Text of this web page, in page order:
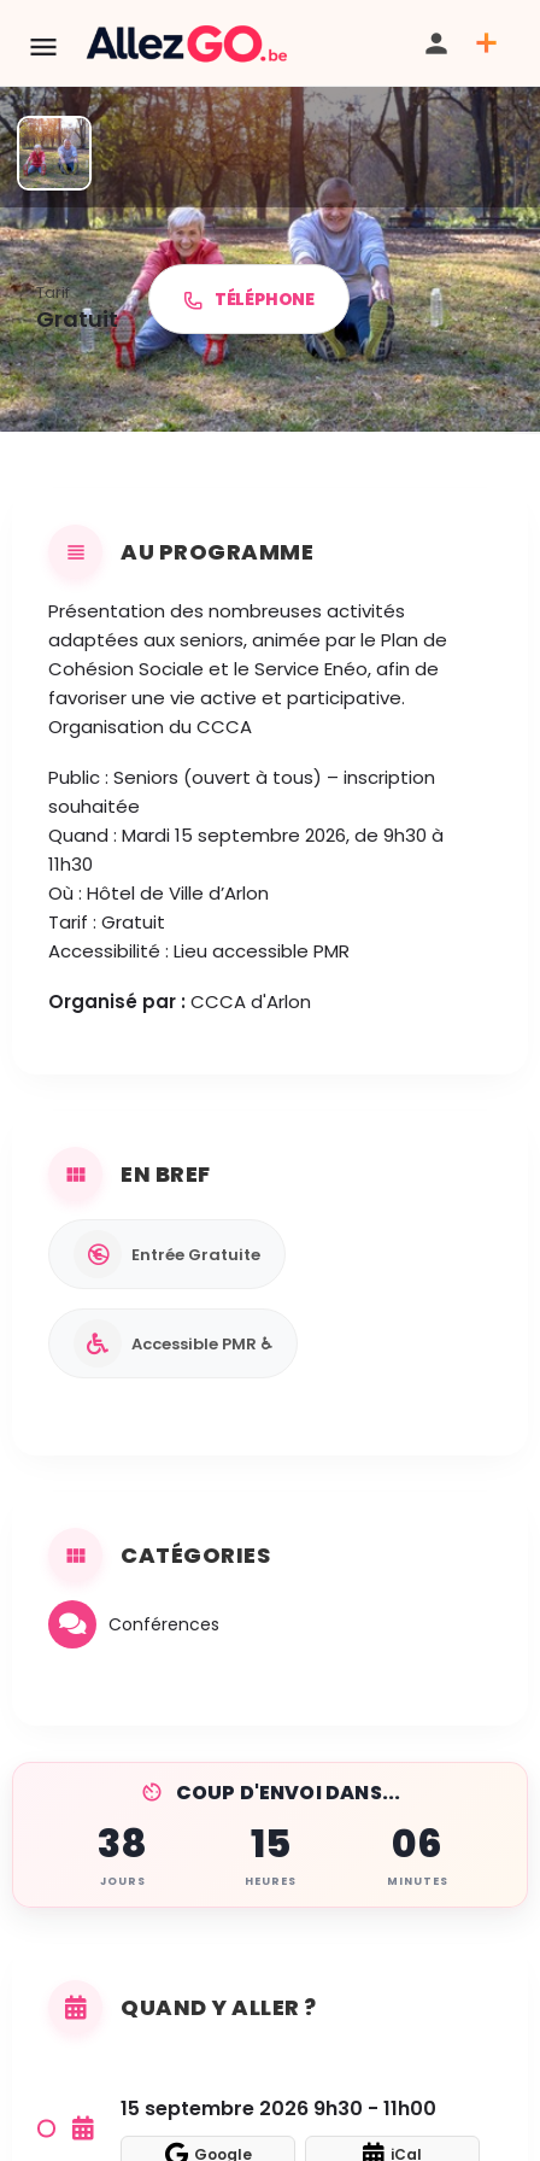
Activités pour les Ainés
Tarif
Gratuit
TÉLÉPHONE
PARTAGER ITINÉRAIRE SAUVEGARDER
AU PROGRAMME
Présentation des nombreuses activités
adaptées aux seniors, animée par le Plan de
Cohésion Sociale et le Service Enéo, afin de
favoriser une vie active et participative.
Organisation du CCCA
Public : Seniors (ouvert à tous) – inscription
souhaitée
Quand : Mardi 15 septembre 2026, de 9h30 à
11h30
Où : Hôtel de Ville d’Arlon
Tarif : Gratuit
Accessibilité : Lieu accessible PMR
Organisé par :CCCA d'Arlon
EN BREF
Entrée Gratuite
Accessible PMR ♿
CATÉGORIES
Conférences
COUP D'ENVOI DANS...
38
JOURS
15
HEURES
06
MINUTES
QUAND Y ALLER ?
15 septembre 2026 9h30 - 11h00
Google iCal